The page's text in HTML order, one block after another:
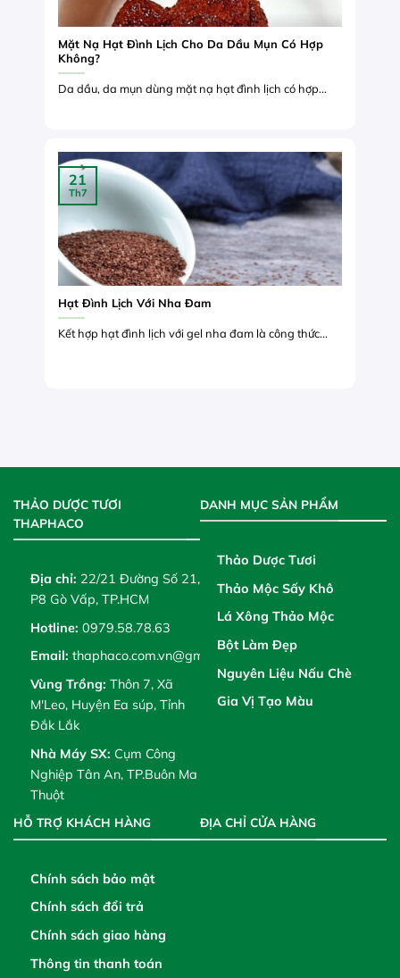
Mặt Nạ Hạt Đình Lịch Cho Da Dầu Mụn Có Hợp
Không?
Da dầu, da mụn dùng mặt nạ hạt đình lịch có hợp...
Hạt Đình Lịch Với Nha Đam
Kết hợp hạt đình lịch với gel nha đam là công thức...
21
Th7
THẢO DƯỢC TƯƠI
THAPHACO
Địa chỉ: 22/21 Đường Số 21,
P8 Gò Vấp, TP.HCM
Hotline: 0979.58.78.63
Email: thaphaco.com.vn@gmail.com
Vùng Trồng: Thôn 7, Xã
M'Leo, Huyện Ea súp, Tỉnh
Đắk Lắk
Nhà Máy SX: Cụm Công
Nghiệp Tân An, TP.Buôn Ma
Thuột
DANH MỤC SẢN PHẨM
Thảo Dược Tươi
Thảo Mộc Sấy Khô
Lá Xông Thảo Mộc
Bột Làm Đẹp
Nguyên Liệu Nấu Chè
Gia Vị Tạo Màu
HỖ TRỢ KHÁCH HÀNG
Chính sách bảo mật
Chính sách đổi trả
Chính sách giao hàng
Thông tin thanh toán
ĐỊA CHỈ CỬA HÀNG